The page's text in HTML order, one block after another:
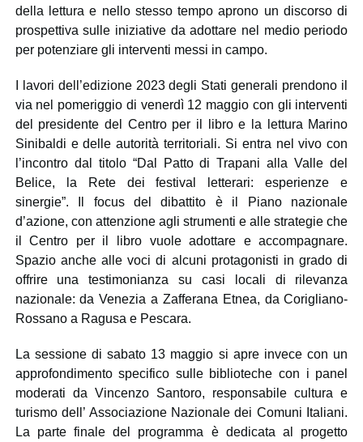
della lettura e nello stesso tempo aprono un discorso di
prospettiva sulle iniziative da adottare nel medio periodo
per potenziare gli interventi messi in campo.
I lavori dell’edizione 2023 degli Stati generali prendono il
via nel pomeriggio di venerdì 12 maggio con gli interventi
del presidente del Centro per il libro e la lettura Marino
Sinibaldi e delle autorità territoriali. Si entra nel vivo con
l’incontro dal titolo “Dal Patto di Trapani alla Valle del
Belice, la Rete dei festival letterari: esperienze e
sinergie”. Il focus del dibattito è il Piano nazionale
d’azione, con attenzione agli strumenti e alle strategie che
il Centro per il libro vuole adottare e accompagnare.
Spazio anche alle voci di alcuni protagonisti in grado di
offrire una testimonianza su casi locali di rilevanza
nazionale: da Venezia a Zafferana Etnea, da Corigliano-
Rossano a Ragusa e Pescara.
La sessione di sabato 13 maggio si apre invece con un
approfondimento specifico sulle biblioteche con i panel
moderati da Vincenzo Santoro, responsabile cultura e
turismo dell’ Associazione Nazionale dei Comuni Italiani.
La parte finale del programma è dedicata al progetto